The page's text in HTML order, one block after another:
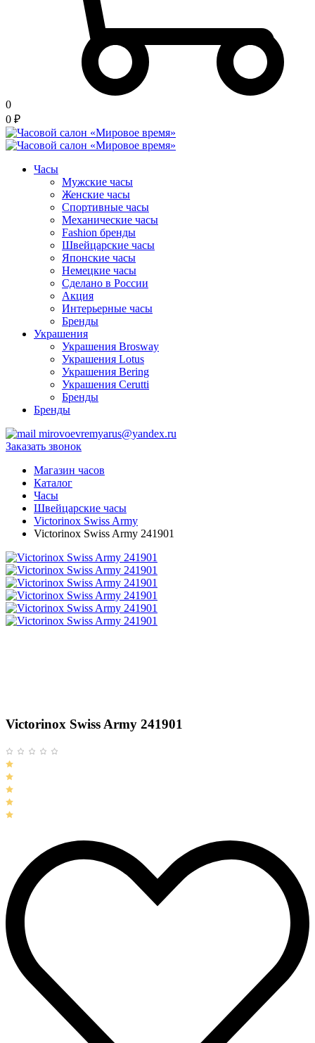
0
0 ₽
Часы
Мужские часы
Женские часы
Спортивные часы
Механические часы
Fashion бренды
Швейцарские часы
Японские часы
Немецкие часы
Сделано в России
Акция
Интерьерные часы
Бренды
Украшения
Украшения Brosway
Украшения Lotus
Украшения Bering
Украшения Cerutti
Бренды
Бренды
mirovoevremyarus@yandex.ru
Заказать звонок
Магазин часов
Каталог
Часы
Швейцарские часы
Victorinox Swiss Army
Victorinox Swiss Army 241901
Victorinox Swiss Army 241901